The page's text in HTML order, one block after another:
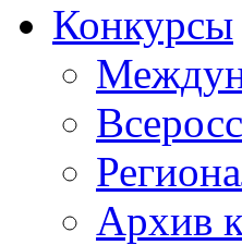
Конкурсы
Архив